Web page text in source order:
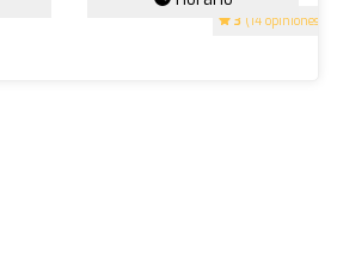
3 (14 opiniones)